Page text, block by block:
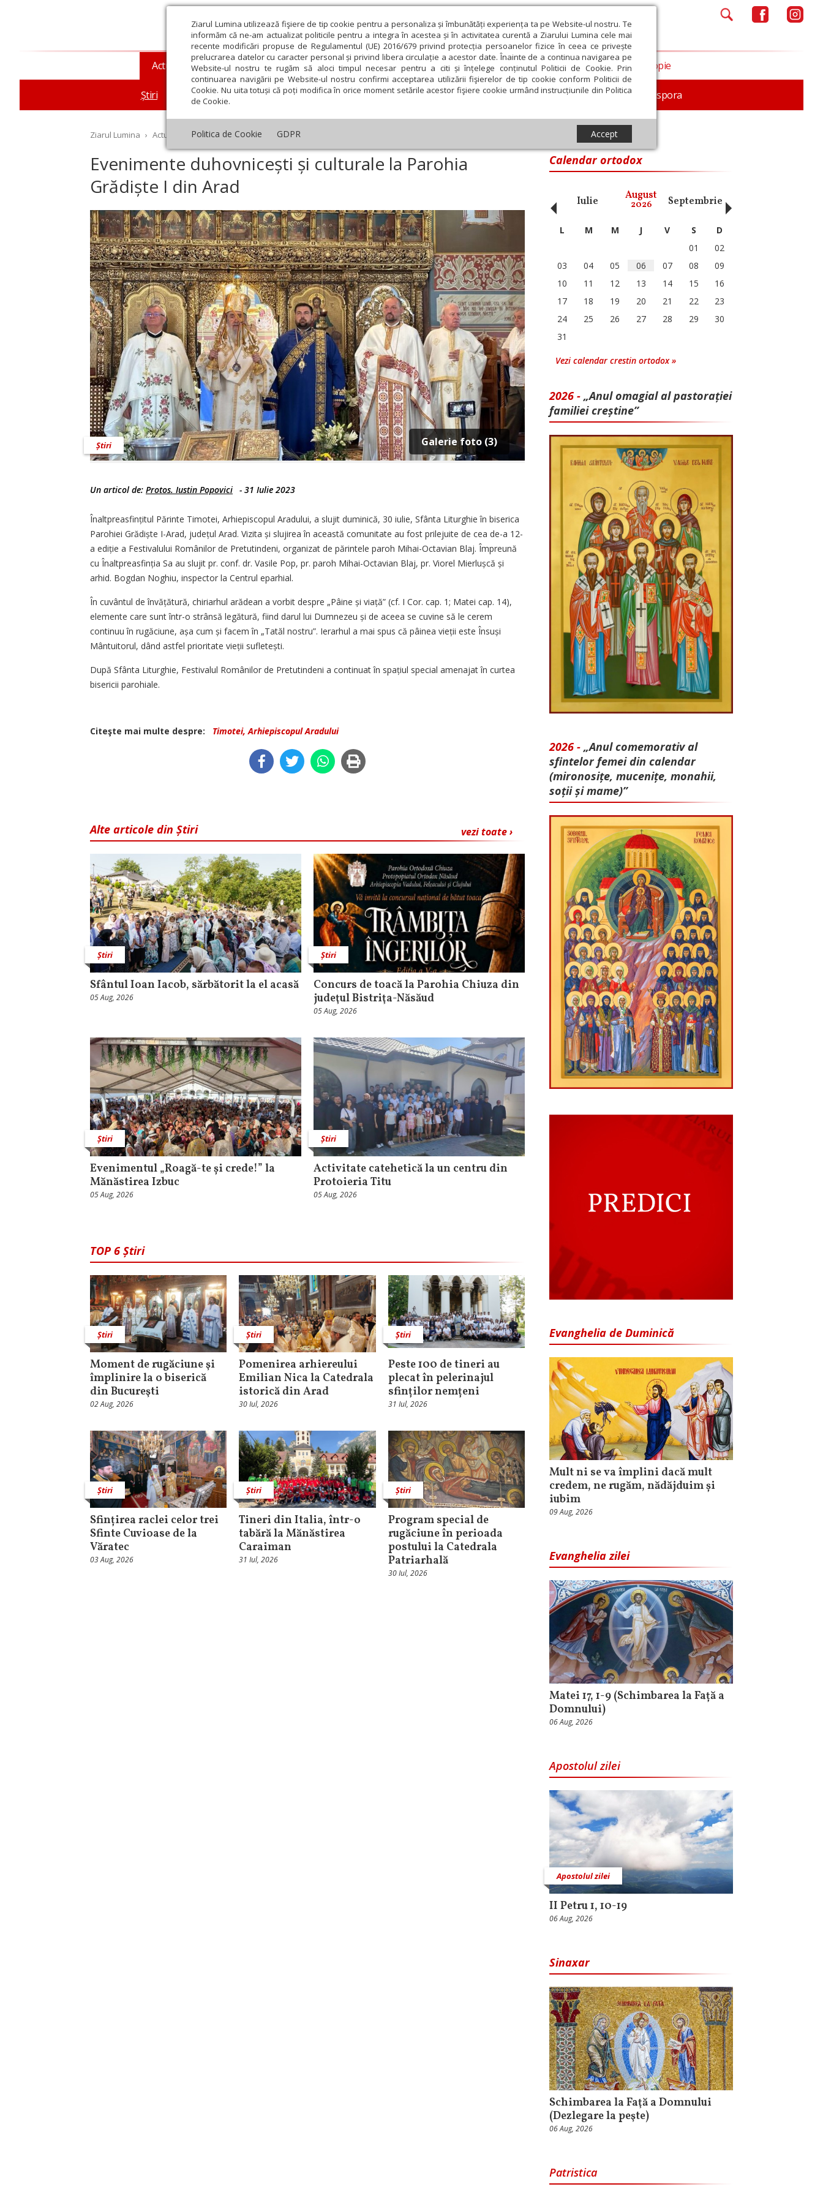
Ziarul Lumina utilizează fişiere de tip cookie pentru a personaliza și îmbunătăți experiența ta pe Website-ul nostru. Te
informăm că ne-am actualizat politicile pentru a integra în acestea și în activitatea curentă a Ziarului Lumina cele mai
recente modificări propuse de Regulamentul (UE) 2016/679 privind protecția persoanelor fizice în ceea ce privește
prelucrarea datelor cu caracter personal și privind libera circulație a acestor date. Înainte de a continua navigarea pe
Website-ul nostru te rugăm să aloci timpul necesar pentru a citi și înțelege conținutul Politicii de Cookie. Prin
continuarea navigării pe Website-ul nostru confirmi acceptarea utilizării fişierelor de tip cookie conform Politicii de
Cookie. Nu uita totuși că poți modifica în orice moment setările acestor fişiere cookie urmând instrucțiunile din Politica
de Cookie.
Politica de Cookie GDPR Accept
Actualitate religioasă
Știri Mesaje și cuvântări An omagial Comunicate de presă Documentar In memoriam Diaspora
Teologie și spiritualitate Educaţie și Cultură Societate Opinii Filantropie
Ziarul Lumina › Actualitate religioasă › Știri › Evenimente duhovnicești și culturale la Parohia Grădiște I din Arad
Evenimente duhovnicești și culturale la Parohia
Grădiște I din Arad
Galerie foto (3)
Știri
Un articol de: Protos. Iustin Popovici - 31 Iulie 2023
Înaltpreasfințitul Părinte Timotei, Arhiepiscopul Aradului, a slujit duminică, 30 iulie, Sfânta Liturghie în biserica
Parohiei Grădiște I-Arad, județul Arad. Vizita și slujirea în această comunitate au fost prilejuite de cea de-a 12-
a ediție a Festivalului Românilor de Pretutindeni, organizat de părintele paroh Mihai-Octavian Blaj. Împreună
cu Înaltpreasfinția Sa au slujit pr. conf. dr. Vasile Pop, pr. paroh Mihai-Octavian Blaj, pr. Viorel Mierlușcă și
arhid. Bogdan Noghiu, inspector la Centrul eparhial.
În cuvântul de învățătură, chiriarhul arădean a vorbit despre „Pâine și viață” (cf. I Cor. cap. 1; Matei cap. 14),
elemente care sunt într-o strânsă legătură, fiind darul lui Dumnezeu și de aceea se cuvine să le cerem
continuu în rugăciune, așa cum și facem în „Tatăl nostru”. Ierarhul a mai spus că pâinea vieții este Însuși
Mântuitorul, dând astfel prioritate vieții sufletești.
După Sfânta Liturghie, Festivalul Românilor de Pretutindeni a continuat în spațiul special amenajat în curtea
bisericii parohiale.
Citeşte mai multe despre: Timotei, Arhiepiscopul Aradului
vezi toate ›
Alte articole din Știri
Știri
Sfântul Ioan Iacob, sărbătorit la el acasă
05 Aug, 2026
Știri
​Concurs de toacă la Parohia Chiuza din
judeţul Bistriţa-Năsăud
05 Aug, 2026
Știri
Evenimentul „Roagă-te și crede!” la
Mănăstirea Izbuc
05 Aug, 2026
Știri
Activitate catehetică la un centru din
Protoieria Titu
05 Aug, 2026
TOP 6 Știri
Știri
Moment de rugăciune şi
împlinire la o biserică
din Bucureşti
02 Aug, 2026
Știri
Pomenirea arhiereului
Emilian Nica la Catedrala
istorică din Arad
30 Iul, 2026
Știri
Peste 100 de tineri au
plecat în pelerinajul
sfinților nemțeni
31 Iul, 2026
Știri
Sfințirea raclei celor trei
Sfinte Cuvioase de la
Văratec
03 Aug, 2026
Știri
Tineri din Italia, într-o
tabără la Mănăstirea
Caraiman
31 Iul, 2026
Știri
Program special de
rugăciune în perioada
postului la Catedrala
Patriarhală
30 Iul, 2026
Calendar ortodox
Noiembrie Iulie August
2026 Septembrie Octombrie
‹ L M M J V S
D
01
02
03
04 05 06 07 08
09
10
11 12 13 14 15
16
17
18 19 20 21 22
23
24
25 26 27 28 29
30
31
Vezi calendar crestin ortodox »
2026 - „Anul omagial al pastorației
familiei creștine”
2026 - „Anul comemorativ al
sfintelor femei din calendar
(mironosițe, mu­cenițe, monahii,
soții și mame)”
Evanghelia de Duminică
Mult ni se va împlini dacă mult
credem, ne rugăm, nădăjduim și
iubim
09 Aug, 2026
Evanghelia zilei
Matei 17, 1-9 (Schimbarea la Față a
Domnului)
06 Aug, 2026
Apostolul zilei
Apostolul zilei
II Petru 1, 10-19
06 Aug, 2026
Sinaxar
Schimbarea la Faţă a Domnului
(Dezlegare la peşte)
06 Aug, 2026
Patristica